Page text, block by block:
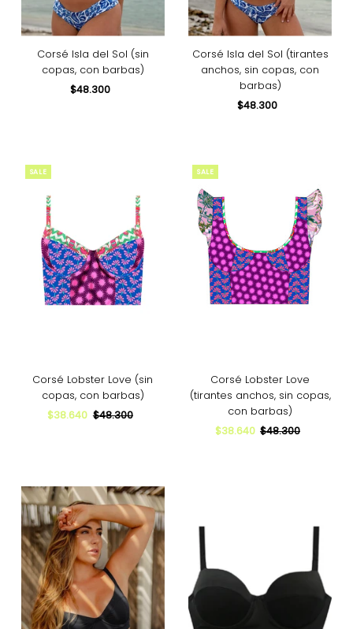
Corsé Isla del Sol (sin
copas, con barbas)
Precio
$48.300
Corsé Isla del Sol (tirantes
anchos, sin copas, con
barbas)
Precio
$48.300
SALE
Corsé Lobster Love (sin
copas, con barbas)
Precio
$38.640 Precio
$48.300
SALE
Corsé Lobster Love
(tirantes anchos, sin copas,
con barbas)
Precio
$38.640 Precio
$48.300